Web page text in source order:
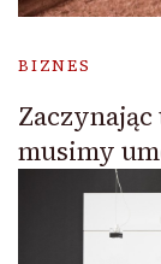
BIZNES
musimy